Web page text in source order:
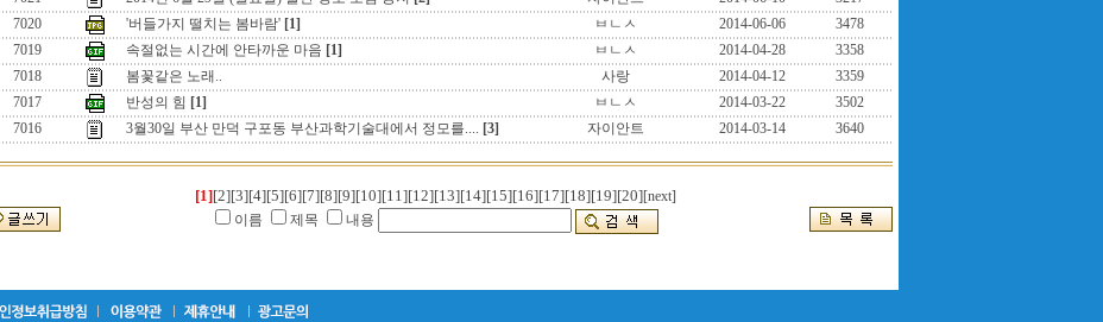
7020
'버들가지 떨치는 봄바람' [1] ㅂㄴㅅ 2014-06-06
3478
7019
속절없는 시간에 안타까운 마음 [1] ㅂㄴㅅ 2014-04-28
3358
7018
봄꽃같은 노래.. 사랑 2014-04-12
3359
7017
반성의 힘 [1] ㅂㄴㅅ 2014-03-22
3502
7016
3월30일 부산 만덕 구포동 부산과학기술대에서 정모를.... [3] 자이안트 2014-03-14 3640
[1][2][3][4][5][6][7][8][9][10][11][12][13][14][15][16][17][18][19][20][next]
이름
제목 내용